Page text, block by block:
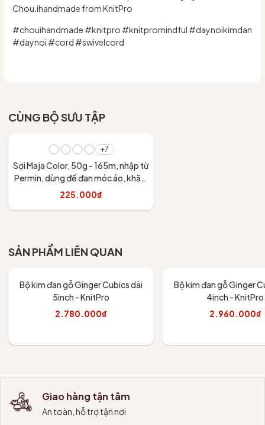
Chou.ihandmade from KnitPro
#chouihandmade #knitpro #knitpromindful #daynoikimdan
#daynoi #cord #swivelcord
CÙNG BỘ SƯU TẬP
+7
Sợi Maja Color, 50g - 165m, nhập từ
Permin, dùng để đan móc áo, khăn,
váy
225.000₫
SẢN PHẨM LIÊN QUAN
Bộ kim đan gỗ Ginger Cubics dài
5inch - KnitPro
2.780.000₫
Bộ kim đan gỗ Ginger
4inch - KnitPro
2.960.000₫
Giao hàng tận tâm
An toàn, hỗ trợ tận nơi